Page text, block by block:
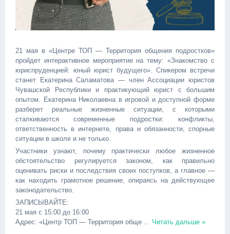
21 мая в «Центре ТОП — Территория общения подростков»
пройдет интерактивное мероприятие на тему: «Знакомство с
юриспруденцией: юный юрист будущего». Спикером встречи
станет Екатерина Саламатова — член Ассоциации юристов
Чувашской Республики и практикующий юрист с большим
опытом. Екатерина Николаевна в игровой и доступной форме
разберет реальные жизненные ситуации, с которыми
сталкиваются современные подростки: конфликты,
ответственность в интернете, права и обязанности, спорные
ситуации в школе и не только.
Участники узнают, почему практически любое жизненное
обстоятельство регулируется законом, как правильно
оценивать риски и последствия своих поступков, а главное —
как находить грамотное решение, опираясь на действующее
законодательство.
ЗАПИСЫВАЙТЕ:
21 мая с 15:00 до 16:00
Адрес: «Центр ТОП — Территория обще ... Читать дальше »